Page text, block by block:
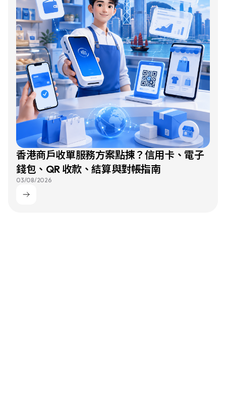
香港商戶收單服務方案點揀？信用卡、電子
錢包、QR 收款、結算與對帳指南
03/08/2026